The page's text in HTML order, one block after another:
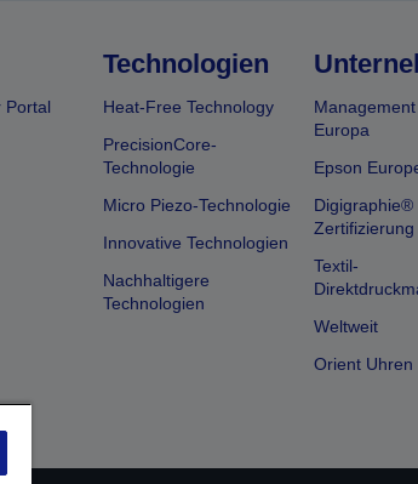
Portal
Technologien
Heat-Free Technology
PrecisionCore-
Technologie
Micro Piezo-Technologie
Innovative Technologien
Nachhaltigere
Technologien
Europa
Epson
Digigraphie®
Zertifizierung
Textil-
Weltweit
Orient Uhren